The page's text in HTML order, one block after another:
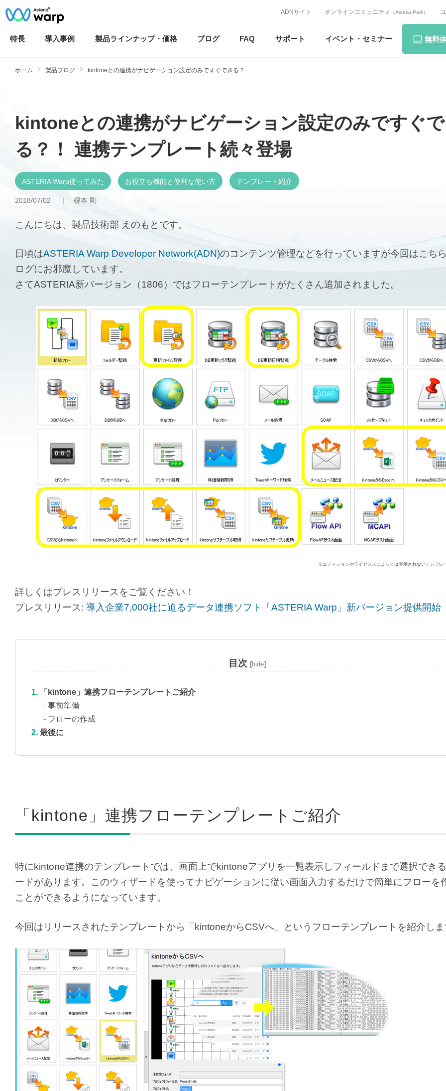
ADNサイト オンラインコミュニティ （Asteria Park）
特長 導入事例 製品ラインナップ・ 価格 ブログ FAQ サポート イベント・ セミナー 無料
ホーム 製品ブログ kintoneとの連携がナビゲーション設定のみですぐできる？...
kintoneとの連携がナビゲーション設定のみですぐ
る？！ 連携テンプレート続々登場
ASTERIA Warp使ってみた お役立ち機能と便利な使い方 テンプレート紹介
2018/07/02 ｜ 榎本 剛
こんにちは、製品技術部 えのもとです。
日頃はASTERIA Warp Developer Network(ADN)のコンテンツ管理などを行っていますが今回はこち
ログにお邪魔しています。
さてASTERIA新バージョン（1806）ではフローテンプレートがたくさん追加されました。
※エディションやライセンスによっては表示されないテンプレ
詳しくはプレスリリースをご覧ください！
プレスリリース: 導入企業7,000社に迫るデータ連携ソフト「ASTERIA Warp」新バージョン提供開始
目次 [hide]
「kintone」連携フローテンプレートご紹介
事前準備
フローの作成
最後に
「kintone」連携フローテンプレートご紹介
特にkintone連携のテンプレートでは、画面上でkintoneアプリを一覧表示しフィールドまで選択でき
ードがあります。このウィザードを使ってナビゲーションに従い画面入力するだけで簡単にフローを
ことができるようになっています。
今回はリリースされたテンプレートから「kintoneからCSVへ」というフローテンプレートを紹介し